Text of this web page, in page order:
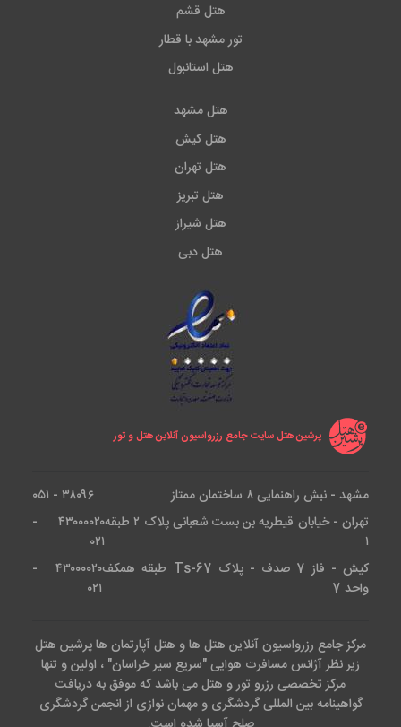
هتل قشم
تور مشهد با قطار
هتل استانبول
هتل مشهد
هتل کیش
هتل تهران
هتل تبریز
هتل شیراز
هتل دبی
پرشین هتل سایت جامع رزرواسیون آنلاین هتل و تور
مشهد - نبش راهنمایی ۸ ساختمان ممتاز
۳۸۰۹۶ - ۰۵۱
تهران - خیابان قیطریه بن بست شعبانی پلاک ۲ طبقه
۱
۴۳۰۰۰۰۲۰ -
۰۲۱
کیش - فاز 7 صدف - پلاک Ts-67 طبقه همکف
واحد 7
۴۳۰۰۰۰۲۰ -
۰۲۱
مرکز جامع رزرواسیون آنلاین هتل ها و هتل آپارتمان ها پرشین هتل
زیر نظر آژانس مسافرت هوایی "سریع سیر خراسان" ، اولین و تنها
مرکز تخصصی رزرو تور و هتل می باشد که موفق به دریافت
گواهینامه بین المللی گردشگری و مهمان نوازی از انجمن گردشگری